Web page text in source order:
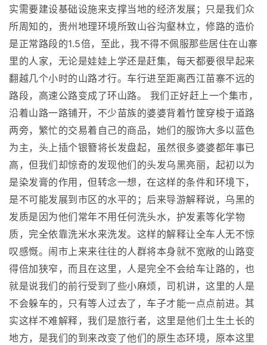
实需要建设基础设施来支撑当地的经济发展；只是我们众
所周知的，贵州地理环境所致山谷沟壑林立，修路的造价
是正常路段的1.5倍，至此，我不得不佩服那些居住在山寨
里的人家，无论是娃娃上学还是赶集，每天都要很早起来
翻越几个小时的山路才行。车行进至距离西江苗寨不远的
路段，高速公路变成了环山路。 我们正好赶上一个集市，
沿着山路一路铺开，不少苗族的婆婆背着竹筐穿梭于道路
两旁，繁忙的交易着自己的商品，她们的服饰大多以蓝色
为主，头上插个银簪将长发盘起，虽然很多婆婆都年事已
高，但我们却惊奇的发现他们的头发乌黑亮丽，起初以为
是染发膏的作用，但转念一想，在这样的条件和环境下，
是不可能发展到市区的水平的；后来导游解释说，乌黑的
发质是因为他们常年不用任何洗头水，护发素等化学物
质，完全依靠洗米水来洗发。这样的解释让全车人无不惊
叹感慨。闹市上来来往往的人群将本身就不宽敞的山路变
得倍加狭窄，而且在这里，人是完全不会给车让路的，也
就是说我们的前行受到了些小麻烦，司机讲，这里的人是
不会躲车的，只有等人过去了，车子才能一点点前进。其
实这样不难解释，我们是旅行者，这里是他们土生土长的
地方，是我们的到来改变了他们的原生态环境，原本这里